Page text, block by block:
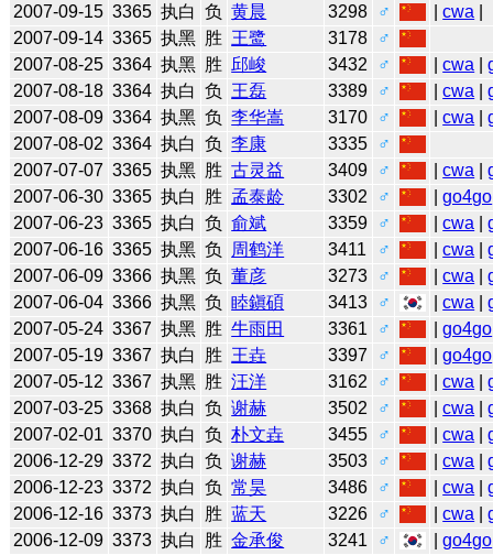
2007-09-15 3365 执白 负 黄晨 3298 ♂ |cwa
2007-09-14 3365 执黑 胜 王鹭 3178
♂
2007-08-25 3364 执黑 胜 邱峻 3432 ♂ |cwa |
2007-08-18 3364 执白 负 王磊 3389 ♂ |cwa |
2007-08-09 3364 执黑 负 李华嵩 3170 ♂ |cwa |
2007-08-02 3364 执白 负 李康 3335
♂
2007-07-07 3365 执黑 胜 古灵益 3409 ♂ |cwa |
2007-06-30 3365 执白 胜 孟泰龄 3302 ♂ |go4go
2007-06-23 3365 执白 负 俞斌 3359 ♂ |cwa |
2007-06-16 3365 执黑 负 周鹤洋 3411 ♂ |cwa |
2007-06-09 3366 执黑 负 董彦 3273 ♂ |cwa |
2007-06-04 3366 执黑 负 睦鎭碩 3413 ♂ |cwa |
2007-05-24 3367 执黑 胜 牛雨田 3361 ♂ |go4go
2007-05-19 3367 执白 胜 王垚 3397 ♂ |go4go
2007-05-12 3367 执黑 胜 汪洋 3162 ♂ |cwa |
2007-03-25 3368 执白 负 谢赫 3502 ♂ |cwa |
2007-02-01 3370 执白 负 朴文垚 3455 ♂ |cwa |
2006-12-29 3372 执白 负 谢赫 3503 ♂ |cwa |
2006-12-23 3372 执白 负 常昊 3486 ♂ |cwa |
2006-12-16 3373 执白 胜 蓝天 3226 ♂ |cwa |
2006-12-09 3373 执白 胜 金承俊 3241 ♂ |go4go